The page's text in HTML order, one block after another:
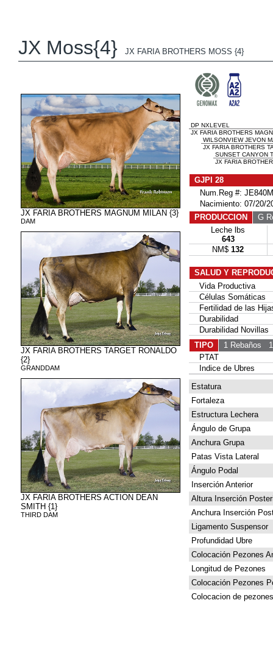
JX Moss{4} JX FARIA BROTHERS MOSS {4}
JX FARIA BROTHERS MAGNUM MILAN {3}
DAM
JX FARIA BROTHERS TARGET RONALDO
{2}
GRANDDAM
JX FARIA BROTHERS ACTION DEAN
SMITH {1}
THIRD DAM
DP NXLEVEL
JX FARIA BROTHERS
WILSONVIEW JEVON
JX FARIA BROTHERS
SUNSET CANYON
JX FARIA
GJPI 28
Num.Reg #:
Nacimiento: 07/20/
PRODUCCION
G
Leche lbs
643
NM$ 132
SALUD Y
Vida Productiva
Células Somáticas
Fertilidad de las
Durabilidad
Durabilidad Novillas
TIPO
1 Rebaños 1
PTAT
Indice de Ubres
Estatura
Fortaleza
Estructura Lechera
Ángulo de Grupa
Anchura Grupa
Patas Vista Lateral
Ángulo Podal
Inserción Anterior
Altura Inserción
Anchura Inserción
Ligamento Suspensor
Profundidad Ubre
Colocación Pezones
Longitud de Pezones
Colocación Pezones
Colocacion de